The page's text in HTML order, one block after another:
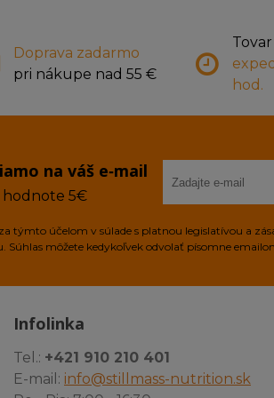
Doprava zadarmo
pri nákupe nad 55 €
hod.
na váš e‑mail
hodnote 5€
týmto účelom v súlade s platnou legislatívou a
Súhlas môžete kedykoľvek odvolať písomne
Infolinka
Tel.: +421 910 210 401
E-mail: info@stillmass-nutrition.sk